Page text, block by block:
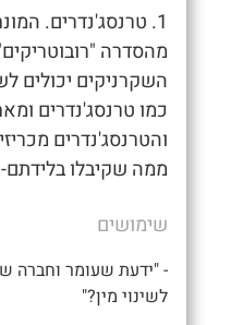
1. טרנסג'נדרים.
מהסדרה
השקרניקים יכולים
כמו טרנסג'נדרים
והטרנסג'נדרים
ממה שקיבלו
שימושים
- "ידעת שעומר וחברה
לשינוי מין?"